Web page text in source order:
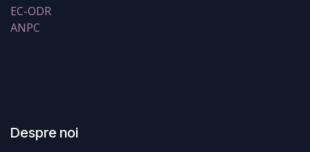
EC-ODR
ANPC
Despre noi